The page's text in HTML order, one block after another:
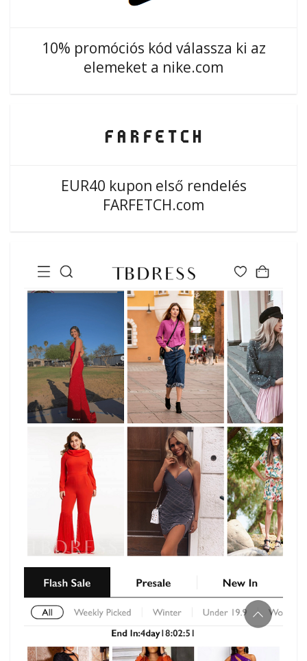
10% promóciós kód válassza ki az
elemeket a nike.com
EUR40 kupon első rendelés
FARFETCH.com